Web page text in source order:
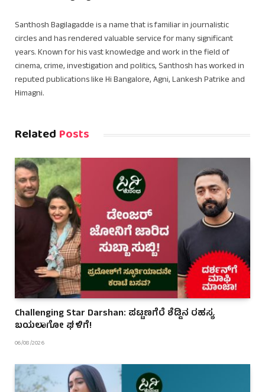
Santhosh Bagilagadde is a name that is familiar in journalistic
circles and has rendered valuable service for many significant
years. Known for his vast knowledge and work in the field of
cinema, crime, investigation and politics, Santhosh has worked in
reputed publications like Hi Bangalore, Agni, Lankesh Patrike and
Himagni.
Related Posts
Challenging Star Darshan: ಪಟ್ಟಣಗೆರೆ ಶೆಡ್ಡಿನ ರಹಸ್ಯ
ಬಯಲಾಗೋ ಘಳಿಗೆ!
06/08/2026